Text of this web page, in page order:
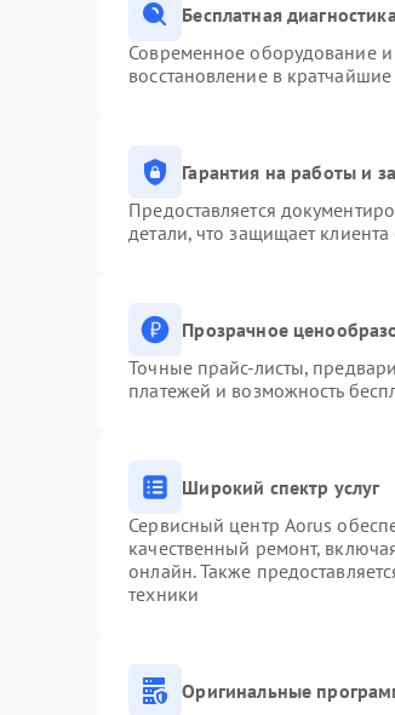
Бесплатная
Современное оборудование и
восстановление в
Гарантия на работы и
Предоставляется
детали, что защищает
Прозрачное
Точные прайс-листы,
платежей и возможность
Широкий спектр услуг
Сервисный центр Aorus
качественный ремонт,
онлайн. Также
техники
Оригинальные